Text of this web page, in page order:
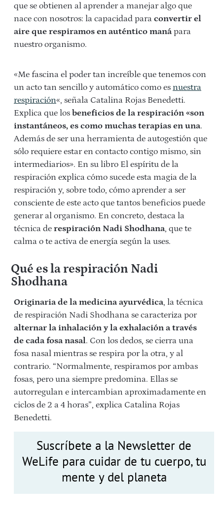
que se obtienen al aprender a manejar algo que
nace con nosotros: la capacidad para convertir el
aire que respiramos en auténtico maná para
nuestro organismo.
«Me fascina el poder tan increíble que tenemos con
un acto tan sencillo y automático como es nuestra
respiración«, señala Catalina Rojas Benedetti.
Explica que los beneficios de la respiración «son
instantáneos, es como muchas terapias en una.
Además de ser una herramienta de autogestión que
sólo requiere estar en contacto contigo mismo, sin
intermediarios». En su libro El espíritu de la
respiración explica cómo sucede esta magia de la
respiración y, sobre todo, cómo aprender a ser
consciente de este acto que tantos beneficios puede
generar al organismo. En concreto, destaca la
técnica de respiración Nadi Shodhana, que te
calma o te activa de energía según la uses.
Qué es la respiración Nadi
Shodhana
Originaria de la medicina ayurvédica, la técnica
de respiración Nadi Shodhana se caracteriza por
alternar la inhalación y la exhalación a través
de cada fosa nasal. Con los dedos, se cierra una
fosa nasal mientras se respira por la otra, y al
contrario. “Normalmente, respiramos por ambas
fosas, pero una siempre predomina. Ellas se
autorregulan e intercambian aproximadamente en
ciclos de 2 a 4 horas”, explica Catalina Rojas
Benedetti.
Suscríbete a la Newsletter de
WeLife para cuidar de tu cuerpo, tu
mente y del planeta